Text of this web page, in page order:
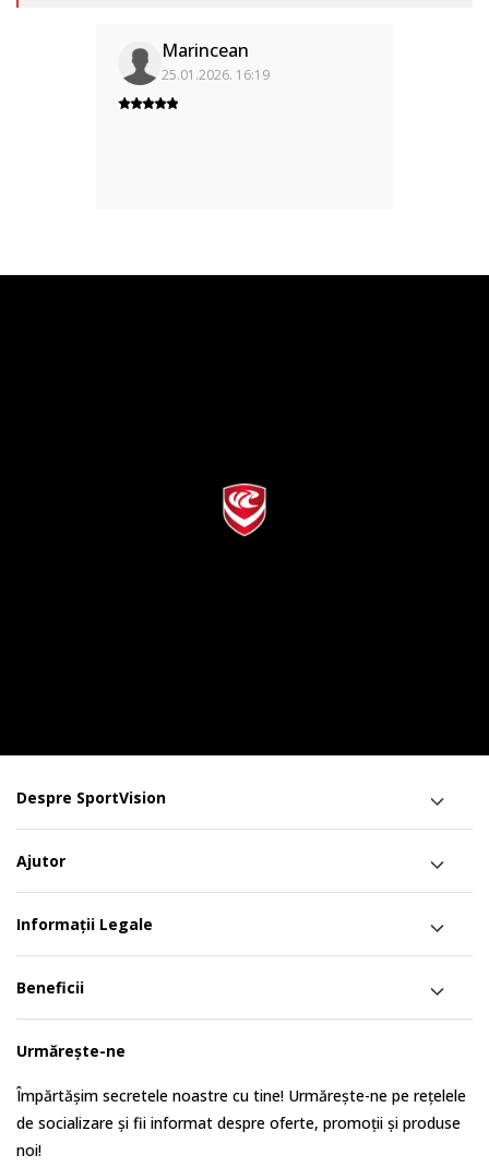
Marincean
25.01.2026. 16:19
Despre SportVision
Ajutor
Informații Legale
Beneficii
Urmărește-ne
Împărtășim secretele noastre cu tine! Urmărește-ne pe rețelele
de socializare și fii informat despre oferte, promoții și produse
noi!